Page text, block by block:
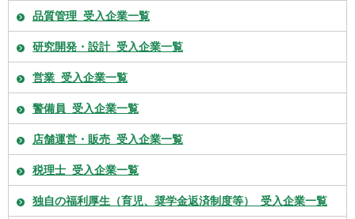
品質管理_受入企業一覧
研究開発・設計_受入企業一覧
営業_受入企業一覧
警備員_受入企業一覧
店舗運営・販売_受入企業一覧
税理士_受入企業一覧
独自の福利厚生（育児、奨学金返済制度等）_受入企業一覧